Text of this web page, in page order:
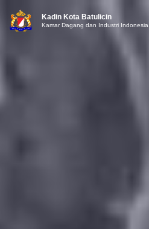
Kadin Kota Batulicin
Kamar Dagang dan Industri Indonesia